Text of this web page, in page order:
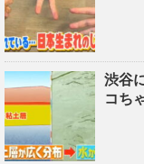
渋谷
コち